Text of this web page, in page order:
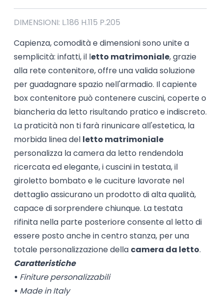
DIMENSIONI: L.186 H.115 P.205
Capienza, comodità e dimensioni sono unite a
semplicità: infatti, il letto matrimoniale, grazie
alla rete contenitore, offre una valida soluzione
per guadagnare spazio nell'armadio. Il capiente
box contenitore può contenere cuscini, coperte o
biancheria da letto risultando pratico e indiscreto.
La praticità non ti farà rinunicare all'estetica, la
morbida linea del letto matrimoniale
personalizza la camera da letto rendendola
ricercata ed elegante, i cuscini in testata, il
giroletto bombato e le cuciture lavorate nel
dettaglio assicurano un prodotto di alta qualità,
capace di sorprendere chiunque. La testata
rifinita nella parte posteriore consente al letto di
essere posto anche in centro stanza, per una
totale personalizzazione della camera da letto.
Caratteristiche
• Finiture personalizzabili
• Made in Italy